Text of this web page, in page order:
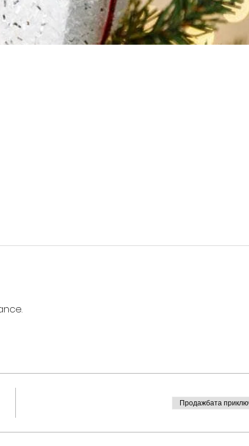
Продажбата